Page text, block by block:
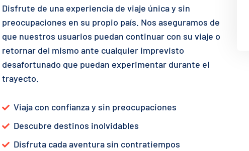
Disfrute de una experiencia de viaje única y sin
preocupaciones en su propio país. Nos aseguramos de
que nuestros usuarios puedan continuar con su viaje o
retornar del mismo ante cualquier imprevisto
desafortunado que puedan experimentar durante el
trayecto.
Viaja con confianza y sin preocupaciones
Descubre destinos inolvidables
Disfruta cada aventura sin contratiempos